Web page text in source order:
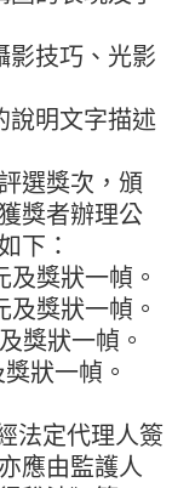
影技巧、光影
說明文字描述
選獎次，頒
獎者辦理公
下：
獎狀一幀。
獎狀一幀。
獎狀一幀。
狀一幀。
法定代理人簽
應由監護人